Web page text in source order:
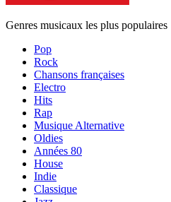
Genres musicaux les plus populaires
Pop
Rock
Chansons françaises
Electro
Hits
Rap
Musique Alternative
Oldies
Années 80
House
Indie
Classique